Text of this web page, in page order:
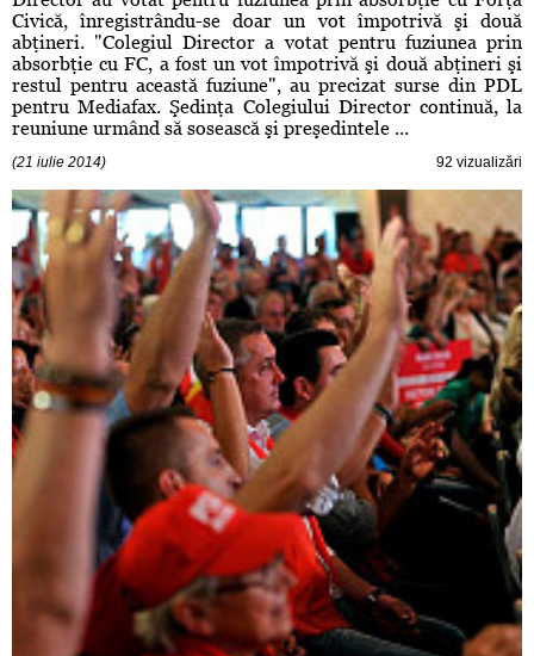
Civică, înregistrându-se doar un vot împotrivă şi două
abţineri. "Colegiul Director a votat pentru fuziunea prin
absorbţie cu FC, a fost un vot împotrivă şi două abţineri şi
restul pentru această fuziune", au precizat surse din PDL
pentru Mediafax. Şedinţa Colegiului Director continuă, la
reuniune urmând să sosească şi preşedintele ...
(21 iulie 2014) 92 vizualizări